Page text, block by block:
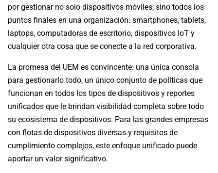
por gestionar no solo dispositivos móviles, sino todos los
puntos finales en una organización: smartphones, tablets,
laptops, computadoras de escritorio, dispositivos IoT y
cualquier otra cosa que se conecte a la red corporativa.
La promesa del UEM es convincente: una única consola
para gestionarlo todo, un único conjunto de políticas que
funcionan en todos los tipos de dispositivos y reportes
unificados que le brindan visibilidad completa sobre todo
su ecosistema de dispositivos. Para las grandes empresas
con flotas de dispositivos diversas y requisitos de
cumplimiento complejos, este enfoque unificado puede
aportar un valor significativo.